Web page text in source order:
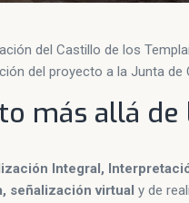
del Castillo de los
del proyecto a la Junta de
más allá de
Integral,
señalización virtual y de